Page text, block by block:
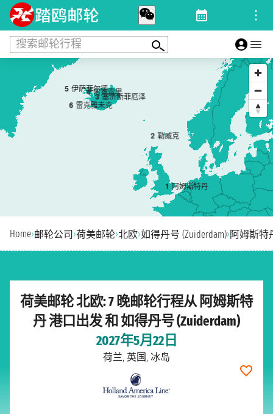
搜索邮轮行程
1 阿姆斯特丹
2 勒威克
3 塞济斯菲厄泽
4 阿克雷里
5 伊萨菲尔德
6 雷克雅未克
Home›邮轮公司 ›荷美邮轮›北欧›如得丹号 (Zuiderdam)›阿姆斯特
荷美邮轮 北欧: 7 晚邮轮行程从 阿姆斯特
丹 港口出发 和 如得丹号 (Zuiderdam)
2027年5月22日
荷兰, 英国, 冰岛